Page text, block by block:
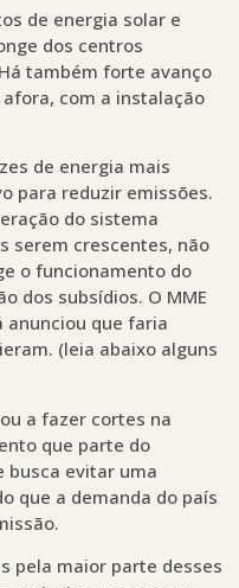
de energia solar e
dos centros
também forte avanço
com a instalação
de energia mais
para reduzir emissões.
do sistema
serem crescentes, não
o funcionamento do
dos subsídios. O MME
anunciou que faria
(leia abaixo alguns
a fazer cortes na
que parte do
busca evitar uma
que a demanda do país
pela maior parte desses